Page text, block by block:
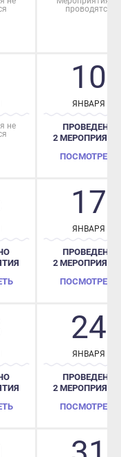
проводятся
не
10
ПРОВЕДЕНО
2 МЕРОПРИЯТИЯ
17
ПРОВЕДЕНО
2 МЕРОПРИЯТИЯ
24
ЯНВАРЯ
ПРОВЕДЕНО
2 МЕРОПРИЯТИЯ
ПОСМОТРЕТЬ
31